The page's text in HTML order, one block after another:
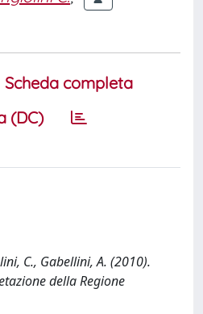
Scheda completa
(DC)
C., Gabellini, A. (2010).
della Regione